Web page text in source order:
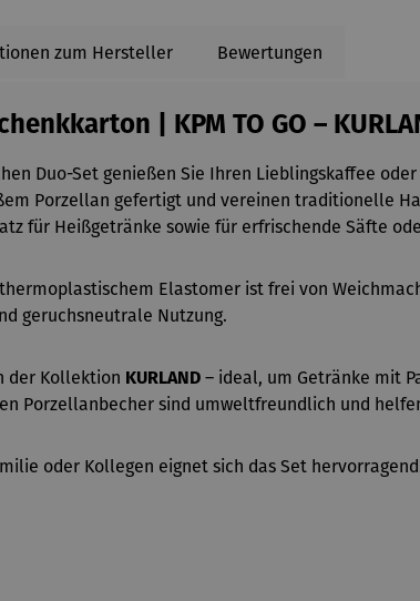
zum Hersteller Bewertungen
| KPM TO GO –
Duo-Set genießen Sie Ihren Lieblingskaffee
Porzellan gefertigt und vereinen traditionelle
für Heißgetränke sowie für erfrischende Säfte
Elastomer ist frei von
geruchsneutrale Nutzung.
der Kollektion KURLAND – ideal, um Getränke mit
Porzellanbecher sind umweltfreundlich und
oder Kollegen eignet sich das Set